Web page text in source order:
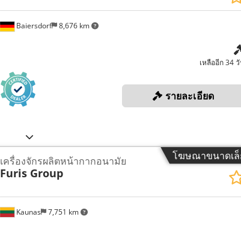
Baiersdorf 8,676 km
เหลืออีก 34
รายละเอียด
โฆษณาขนาดเ
Kaunas 7,751 km
เครื่องจักรผลิตหน้ากากอนามัย
Furis Group